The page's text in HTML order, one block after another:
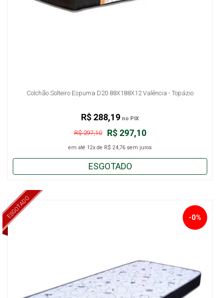
Colchão Solteiro Espuma D20 88X188X12 Valência - Topázio
R$ 297,10
R$ 297,10
em até 12x de R$ 24,76 sem juros
R$ 288,19 no PIX
ESGOTADO
ESGOTADO -0%